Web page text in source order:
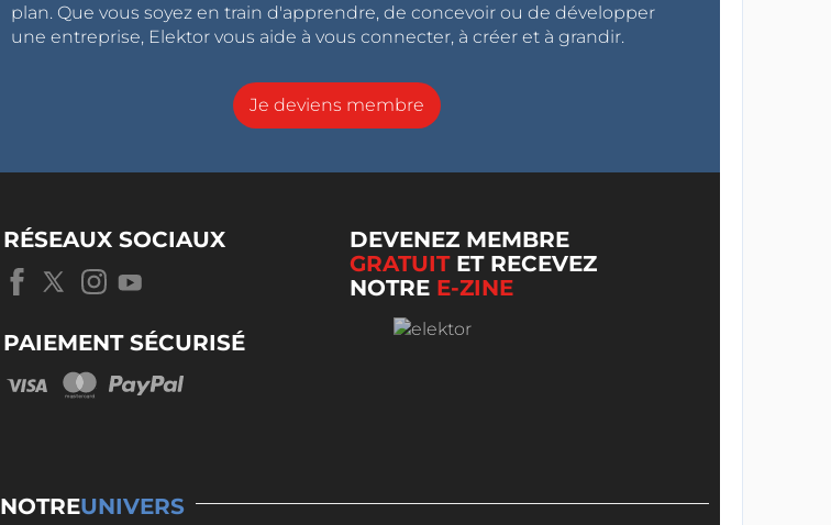
plan. Que vous soyez en train d'apprendre, de concevoir ou de développer
une entreprise, Elektor vous aide à vous connecter, à créer et à grandir.
Je deviens membre
RÉSEAUX SOCIAUX
PAIEMENT SÉCURISÉ
DEVENEZ MEMBRE
GRATUITET RECEVEZ
NOTRE E-ZINE
NOTREUNIVERS